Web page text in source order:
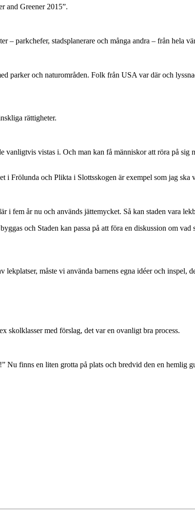
and Greener 2015”.
parkchefer, stadsplanerare och många andra – från hela
parker och naturområden. Folk från USA var där och
rättigheter.
vistas i. Och man kan få människor att röra på sig
Frölunda och Plikta i Slottsskogen är exempel som jag ska
i fem år nu och används jättemycket. Så kan staden vara
och Staden kan passa på att föra en diskussion om vad
måste vi använda barnens egna idéer och inspel,
skolklasser med förslag, det var en ovanligt bra process.
Nu finns en liten grotta på plats och bredvid den en hemlig